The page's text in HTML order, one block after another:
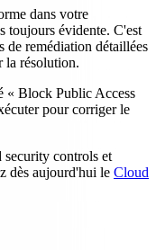
dans votre
toujours évidente. C'est
de remédiation détaillées
la résolution.
« Block Public Access
pour corriger le
security controls et
dès aujourd'hui le Cloud